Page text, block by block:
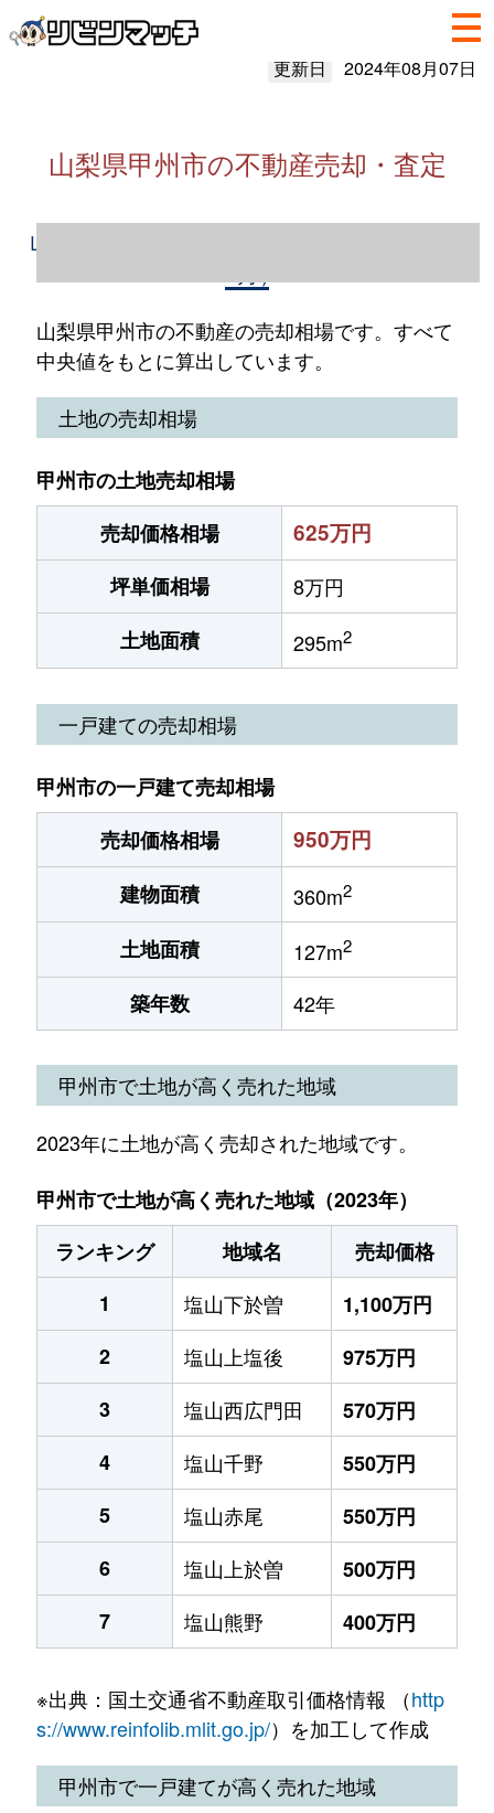
更新日 2024年08月07日
山梨県甲州市の不動産売却・査定
山梨県甲州市の不動産売却情報（2023年1～
山梨県甲州市の不動産の売却相場です。すべて
中央値をもとに算出しています。
土地の売却相場
甲州市の土地売却相場
売却価格相場
625万円
坪単価相場
8万円
土地面積
295m2
一戸建ての売却相場
甲州市の一戸建て売却相場
売却価格相場
950万円
建物面積 360m2
土地面積 127m2
築年数 42年
甲州市で土地が高く売れた地域
2023年に土地が高く売却された地域です。
甲州市で土地が高く売れた地域（2023年）
ランキング
地域名
売却価格
1
塩山下於曽
1,100万円
2
塩山上塩後
975万円
3
塩山西広門田
570万円
4
塩山千野
550万円
5
塩山赤尾
550万円
6
塩山上於曽
500万円
7
塩山熊野 400万円
※出典：国土交通省不動産取引価格情報 （http
s://www.reinfolib.mlit.go.jp/）を加工して作成
甲州市で一戸建てが高く売れた地域